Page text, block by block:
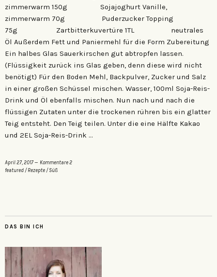
zimmerwarm 150g Sojajoghurt Vanille,
zimmerwarm 70g Puderzucker Topping
75g Zartbitterkuvertüre 1TL neutrales
Öl Außerdem Fett und Paniermehl für die Form Zubereitung
Ein halbes Glas Sauerkirschen gut abtropfen lassen.
(Flüssigkeit zurück ins Glas geben, denn diese wird nicht
benötigt) Für den Boden Mehl, Backpulver, Zucker und Salz
in einer großen Schüssel mischen. Wasser, 100ml Soja-Reis-
Drink und Öl ebenfalls mischen. Nun nach und nach die
flüssigen Zutaten unter die trockenen rühren bis ein glatter
Teig entsteht. Den Teig teilen. Unter die eine Hälfte Kakao
und 2EL Soja-Reis-Drink …
April 27, 2017
Kommentare 2
featured /Rezepte /Süß
DAS BIN ICH